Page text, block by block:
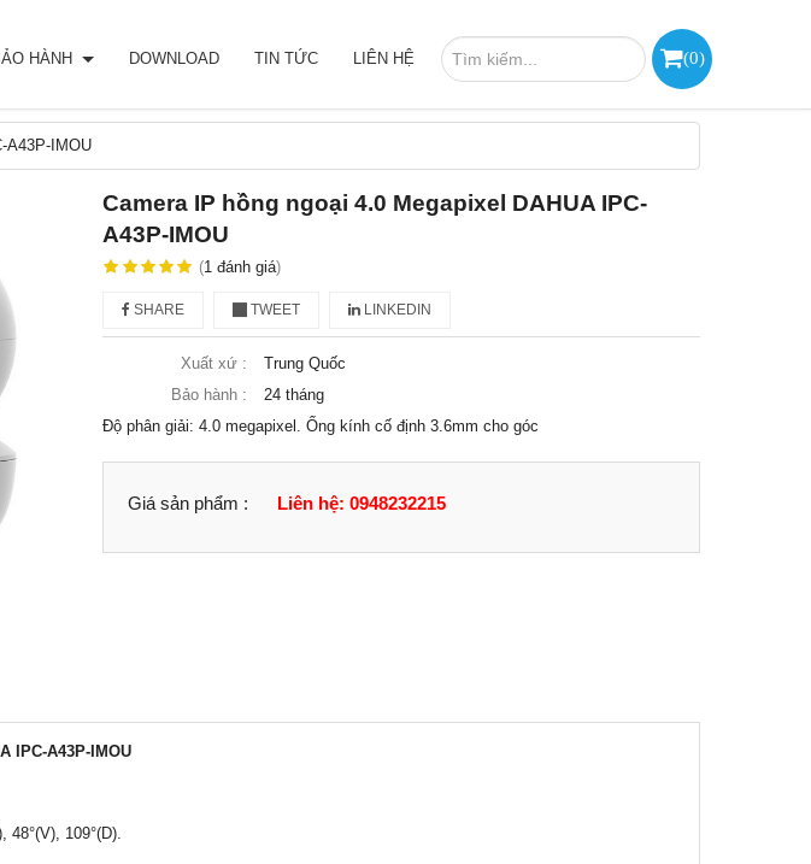
(0)
HÀNH DOWNLOAD TIN TỨC LIÊN HỆ
A43P-IMOU
Camera IP hồng ngoại 4.0 Megapixel DAHUA IPC-
A43P-IMOU
(1 đánh giá)
SHARE TWEET LINKEDIN
Xuất xứ :
Trung Quốc
Bảo hành :
24 tháng
Độ phân giải: 4.0 megapixel. Ống kính cố định 3.6mm cho góc
Giá sản phẩm : Liên hệ: 0948232215
IPC-A43P-IMOU
48°(V), 109°(D).